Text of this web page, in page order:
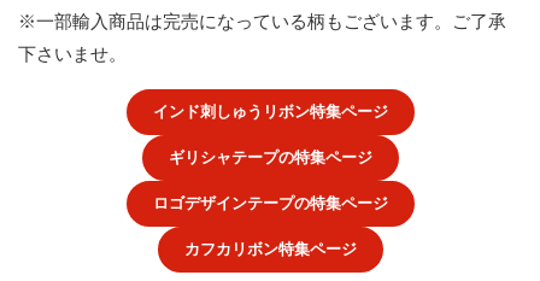
※一部輸入商品は完売になっている柄もございます。ご了承
下さいませ。
インド刺しゅうリボン特集ページ
ギリシャテープの特集ページ
ロゴデザインテープの特集ページ
カフカリボン特集ページ